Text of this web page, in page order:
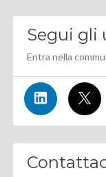
Segui gli
Entra nella